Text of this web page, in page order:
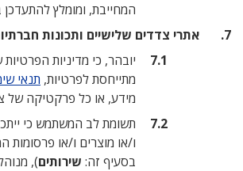
המחייבת, ומומלץ להתעדכן בה מעת לעת).
שלישיים ותכונות חברתיות
יובהר, כי מדיניות הפרטיות של החברה אינה
תנאי שימוש, מידע, אבטחת
מידע, או כל פרקטיקה של צד שלישי כלשהו.
תשומת לב המשתמש כי ייתכן שחלק מהשירותים
ו/או מוצרים ו/או פרסומות המוצגים באתר (להלן
), מנוהלים על ידי צדדים